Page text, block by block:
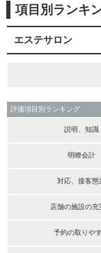
項目別ランキ
エステサロン
評価項目別ランキング
説明、知識
明瞭会計
対応、接客態
店舗の施設の充
予約の取りや